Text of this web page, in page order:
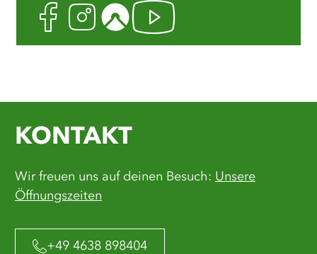
FacebookInstagram
KomootYoutube
KONTAKT
Wir freuen uns auf deinen Besuch: Unsere
Öffnungszeiten
+49 4638 898404